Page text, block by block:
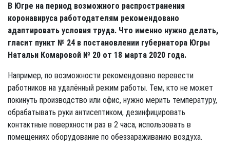
В Югре на период возможного распространения
коронавируса работодателям рекомендовано
адаптировать условия труда. Что именно нужно делать,
гласит пункт № 24 в постановлении губернатора Югры
Натальи Комаровой № 20 от 18 марта 2020 года.
Например, по возможности рекомендовано перевести
работников на удалённый режим работы. Тем, кто не может
покинуть производство или офис, нужно мерить температуру,
обрабатывать руки антисептиком, дезинфицировать
контактные поверхности раз в 2 часа, использовать в
помещениях оборудование по обеззараживанию воздуха.